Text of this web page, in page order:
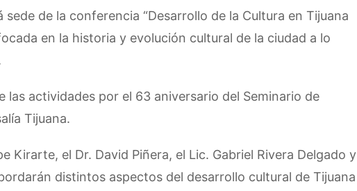
sede de la conferencia “Desarrollo de la Cultura en Tijuana
en la historia y evolución cultural de la ciudad a lo
actividades por el 63 aniversario del Seminario de
Tijuana.
Kirarte, el Dr. David Piñera, el Lic. Gabriel Rivera Delgado y
distintos aspectos del desarrollo cultural de Tijuana